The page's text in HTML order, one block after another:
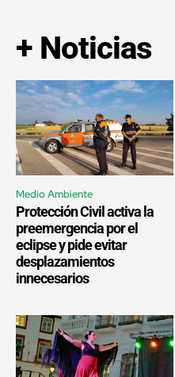
+ Noticias
Medio Ambiente
Protección Civil activa la
preemergencia por el
eclipse y pide evitar
desplazamientos
innecesarios